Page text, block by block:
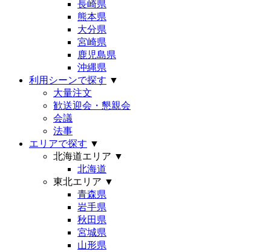
長崎県
熊本県
大分県
宮崎県
鹿児島県
沖縄県
利用シーンで探す ▼
大量注文
歓送迎会・懇親会
会議
法事
エリアで探す ▼
北海道エリア ▼
北海道
東北エリア ▼
青森県
岩手県
秋田県
宮城県
山形県